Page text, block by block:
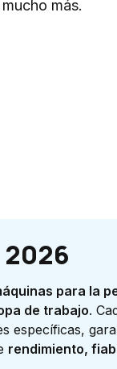
más.
para la
de trabajo.
específicas,
rendimiento,